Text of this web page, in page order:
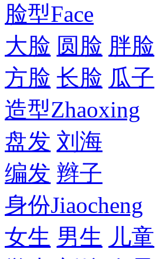
脸型Face
大脸 圆脸 胖脸
方脸 长脸 瓜子
造型Zhaoxing
盘发 刘海
编发 辫子
身份Jiaocheng
女生 男生 儿童